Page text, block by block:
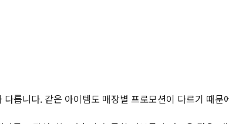
릅니다. 같은 아이템도 매장별 프로모션이 다르기 때